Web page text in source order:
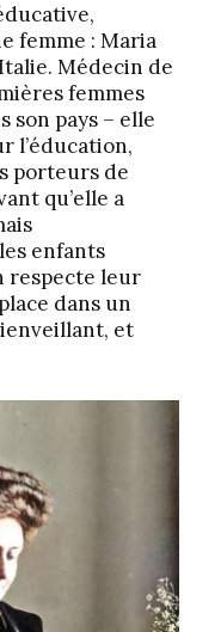
femme : Maria
Médecin de
femmes
son pays – elle
l’éducation,
porteurs de
qu’elle a
enfants
respecte leur
dans un
et